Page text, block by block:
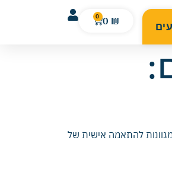
0 ₪
0
להתאמה אישית של